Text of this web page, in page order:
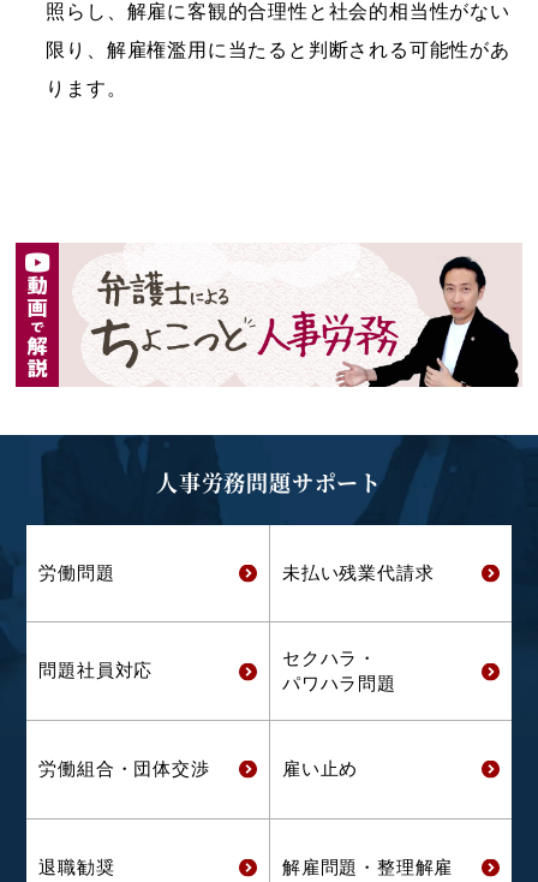
照らし、解雇に客観的合理性と社会的相当性がない
限り、解雇権濫用に当たると判断される可能性があ
ります。
人事労務問題サポート
労働問題 未払い残業代請求
問題社員対応
セクハラ・
パワハラ問題
労働組合・ 団体交渉 雇い止め
退職勧奨 解雇問題・ 整理解雇